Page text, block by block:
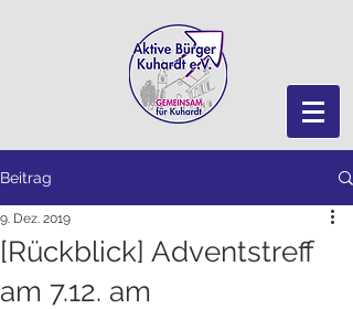
Beitrag
[Rückblick] Adventstreff
am 7.12. am
9. Dez. 2019